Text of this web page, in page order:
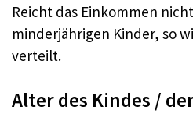
Reicht das Einkommen
minderjährigen Kinder, so
verteilt.
Alter des Kindes /